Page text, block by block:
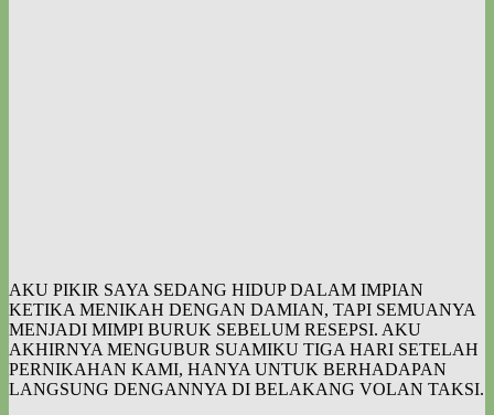
AKU PIKIR SAYA SEDANG HIDUP DALAM IMPIAN
KETIKA MENIKAH DENGAN DAMIAN, TAPI SEMUANYA
MENJADI MIMPI BURUK SEBELUM RESEPSI. AKU
AKHIRNYA MENGUBUR SUAMIKU TIGA HARI SETELAH
PERNIKAHAN KAMI, HANYA UNTUK BERHADAPAN
LANGSUNG DENGANNYA DI BELAKANG VOLAN TAKSI.